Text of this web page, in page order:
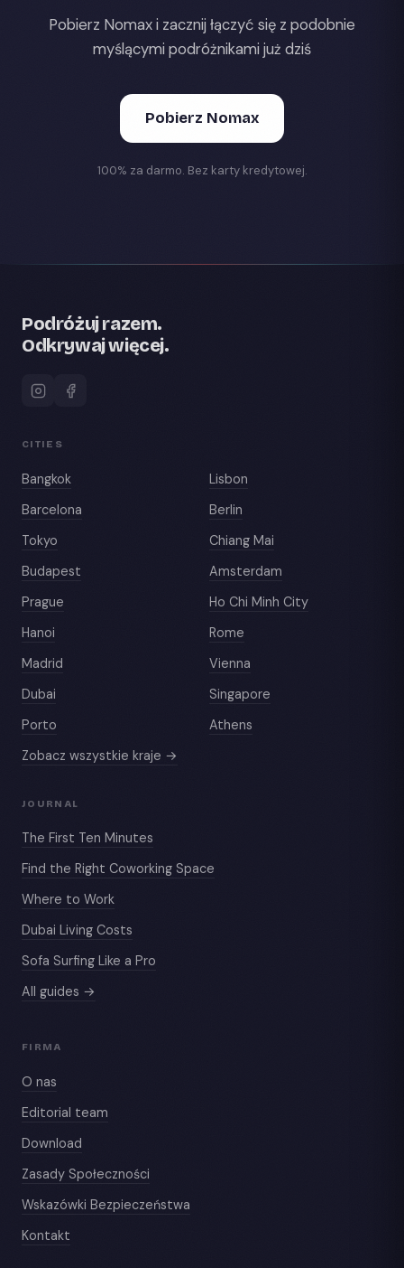
Pobierz Nomax i zacznij łączyć się z podobnie
myślącymi podróżnikami już dziś
Pobierz Nomax
100% za darmo. Bez karty kredytowej.
Podróżuj razem.
Odkrywaj więcej.
CITIES
Bangkok
Lisbon
Barcelona
Berlin
Tokyo
Chiang Mai
Budapest
Amsterdam
Prague
Ho Chi Minh City
Hanoi
Rome
Madrid
Vienna
Dubai
Singapore
Porto
Athens
Zobacz wszystkie kraje →
JOURNAL
The First Ten Minutes
Find the Right Coworking Space
Where to Work
Dubai Living Costs
Sofa Surfing Like a Pro
All guides →
FIRMA
O nas
Editorial team
Download
Zasady Społeczności
Wskazówki Bezpieczeństwa
Kontakt